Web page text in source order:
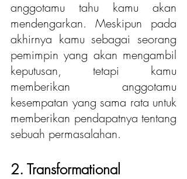
anggotamu tahu kamu akan
mendengarkan. Meskipun pada
akhirnya kamu sebagai seorang
pemimpin yang akan mengambil
keputusan, tetapi kamu
memberikan anggotamu
kesempatan yang sama rata untuk
memberikan pendapatnya tentang
sebuah permasalahan.
2. Transformational